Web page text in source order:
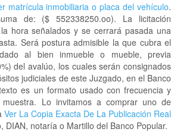
matrícula inmobiliaria o placa del vehículo.
de: ($ 552338250.oo). La licitación
hora señalados y se cerrará pasada una
Será postura admisible la que cubra el
al bien inmueble o mueble, previa
del avalúo, los cuales serán consignados
judiciales de este Juzgado, en el Banco
es un formato usado con frecuencia y
Lo invitamos a comprar uno de
Ver La Copia Exacta De La Publicación Real
DIAN, notaría o Martillo del Banco Popular.